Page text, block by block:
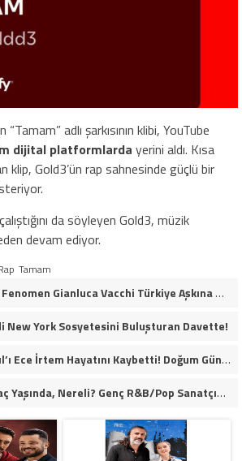
“Tamam” adlı şarkısının klibi, YouTube
dijital platformlarda yerini aldı. Kısa
klip, Gold3’ün rap sahnesinde güçlü bir
da söyleyen Gold3, müzik
devam ediyor.
Tamam
Dünyaca Ünlü İtalyan Fenomen Gianluca Vacchi Türkiye Aşkına Geliyor!
New York Sosyetesini Buluşturan Davette!
Kızılcık Şerbeti’nin Işıl’ı Ece İrtem Hayatını Kaybetti! Doğum Gününün Ertesi Günü Kahreden Ölüm…
Enes Sayın Kimdir? Kaç Yaşında, Nereli? Genç R&B/Pop Sanatçısı Müzik Yolculuğuyla Dikkat Çekiyor